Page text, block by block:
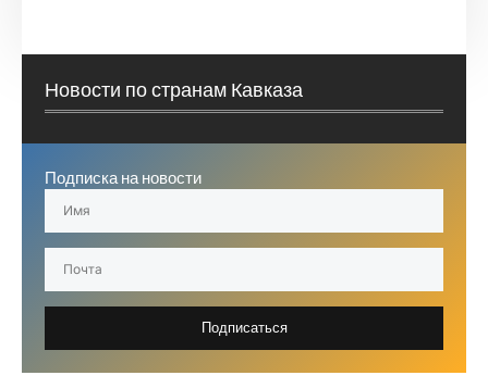
Новости по странам Кавказа
Подписка на новости
Подписаться